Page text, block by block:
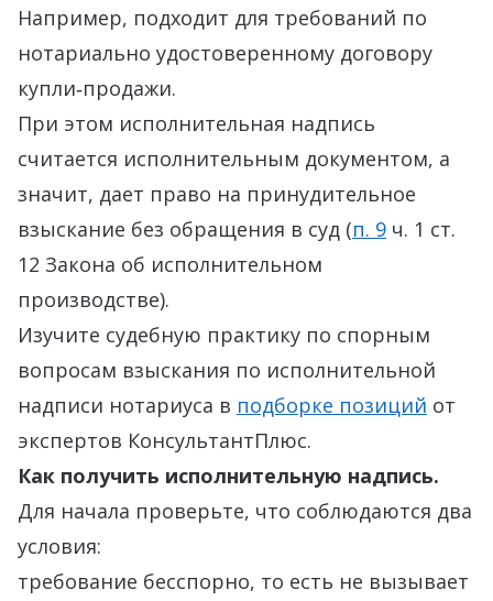
Например, подходит для требований по
нотариально удостоверенному договору
купли‑продажи.
При этом исполнительная надпись
считается исполнительным документом, а
значит, дает право на принудительное
взыскание без обращения в суд (п. 9 ч. 1 ст.
12 Закона об исполнительном
производстве).
Изучите судебную практику по спорным
вопросам взыскания по исполнительной
надписи нотариуса в подборке позиций от
экспертов КонсультантПлюс.
Как получить исполнительную надпись.
Для начала проверьте, что соблюдаются два
условия:
требование бесспорно, то есть не вызывает